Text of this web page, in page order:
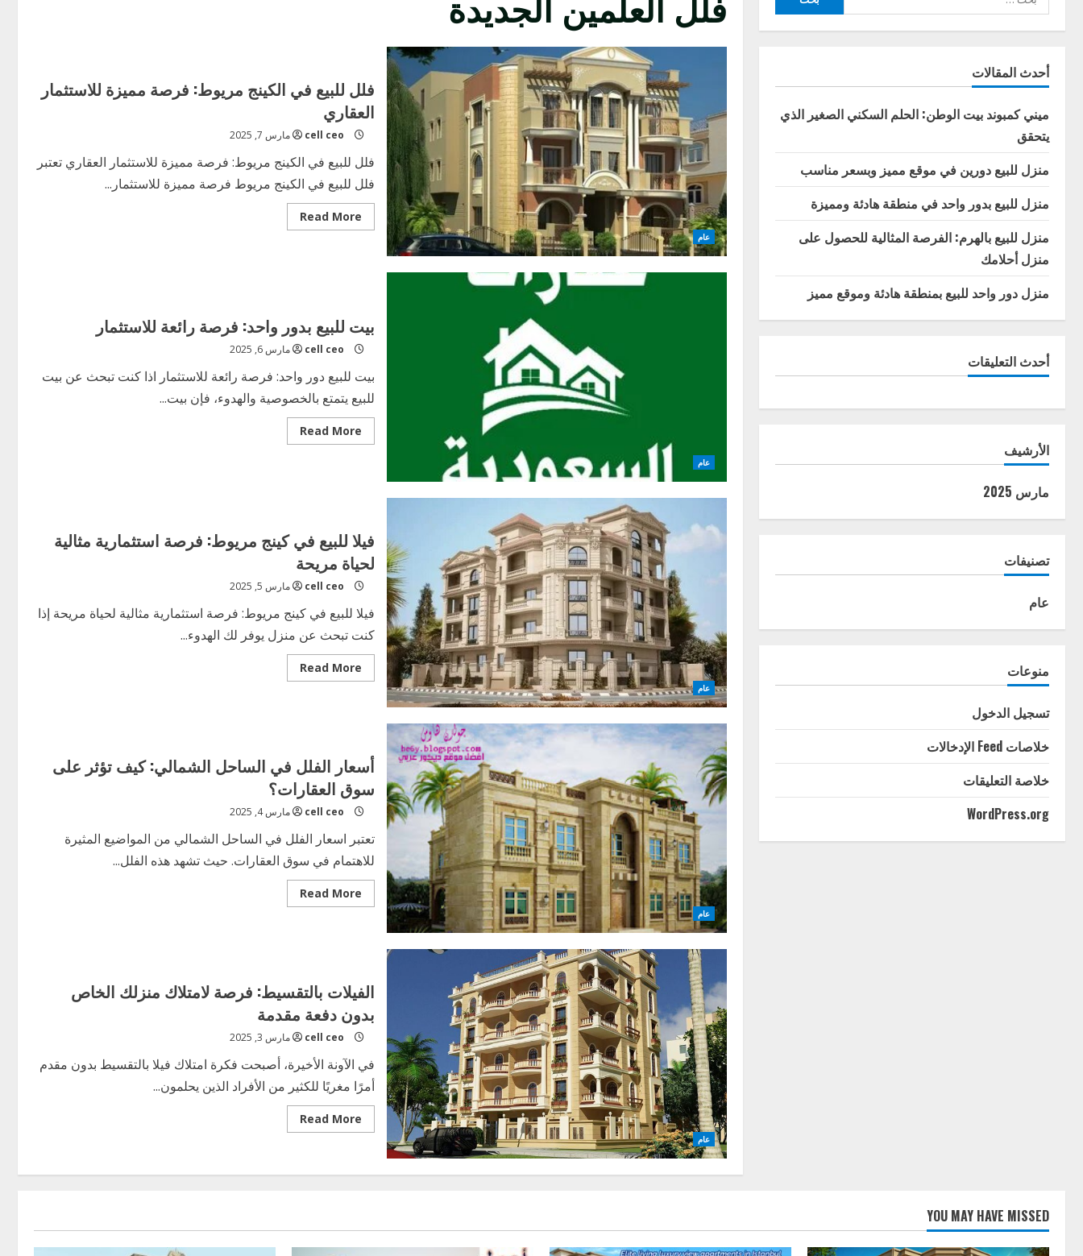
عام
فلل للبيع في الكينج مريوط: فرصة مميزة للاستثمار
العقاري
cell ceo مارس 7, 2025
فلل للبيع في الكينج مريوط: فرصة مميزة للاستثمار العقاري تعتبر
فلل للبيع في الكينج مريوط فرصة مميزة للاستثمار...
Read More
more
للاستثمار
العقاري
عام
بيت للبيع بدور واحد: فرصة رائعة للاستثمار
cell ceo مارس 6, 2025
بيت للبيع دور واحد: فرصة رائعة للاستثمار اذا كنت تبحث عن بيت
للبيع يتمتع بالخصوصية والهدوء، فإن بيت...
Read More
more
للاستثمار
عام
فيلا للبيع في كينج مريوط: فرصة استثمارية مثالية
لحياة مريحة
cell ceo مارس 5, 2025
فيلا للبيع في كينج مريوط: فرصة استثمارية مثالية لحياة مريحة إذا
كنت تبحث عن منزل يوفر لك الهدوء...
Read More
more
استثمارية
مثالية
لحياة
مريحة
عام
أسعار الفلل في الساحل الشمالي: كيف تؤثر على
سوق العقارات؟
cell ceo مارس 4, 2025
تعتبر اسعار الفلل في الساحل الشمالي من المواضيع المثيرة
للاهتمام في سوق العقارات. حيث تشهد هذه الفلل...
Read More
more
تؤثر
على
سوق
عام
الفيلات بالتقسيط: فرصة لامتلاك منزلك الخاص
بدون دفعة مقدمة
cell ceo مارس 3, 2025
في الآونة الأخيرة، أصبحت فكرة امتلاك فيلا بالتقسيط بدون مقدم
أمرًا مغريًا للكثير من الأفراد الذين يحلمون...
Read More
more
فرصة
دفعة
عن:
أحدث المقالات
ميني كمبوند بيت الوطن: الحلم السكني الصغير الذي
يتحقق
منزل للبيع دورين في موقع مميز وبسعر مناسب
منزل للبيع بدور واحد في منطقة هادئة ومميزة
منزل للبيع بالهرم: الفرصة المثالية للحصول على
منزل أحلامك
منزل دور واحد للبيع بمنطقة هادئة وموقع مميز
أحدث التعليقات
الأرشيف
مارس 2025
تصنيفات
عام
منوعات
تسجيل الدخول
خلاصات Feed الإدخالات
خلاصة التعليقات
WordPress.org
YOU MAY HAVE MISSED